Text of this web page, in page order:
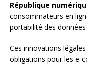
République
consommateurs en
portabilité des
Ces innovations
obligations pour les e-